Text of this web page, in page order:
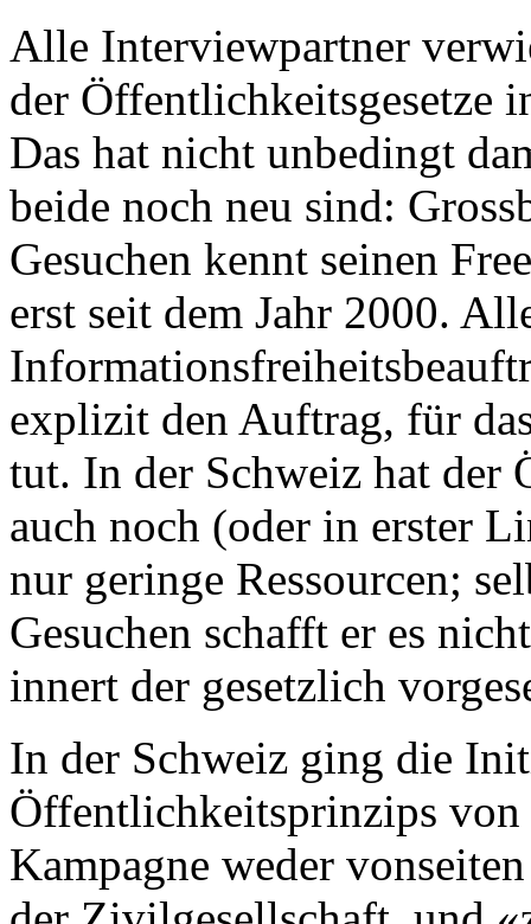
Alle Interviewpartner
der Öffentlichkeitsgesetze
Das hat nicht unbedingt
beide noch neu sind:
Gesuchen kennt seinen
erst seit dem Jahr 2000.
explizit den Auftrag, für
tut. In der Schweiz hat der
auch noch (oder in erster
nur geringe Ressourcen;
Gesuchen schafft er es
innert der gesetzlich
In der Schweiz ging die
Öffentlichkeitsprinzips von
Kampagne weder